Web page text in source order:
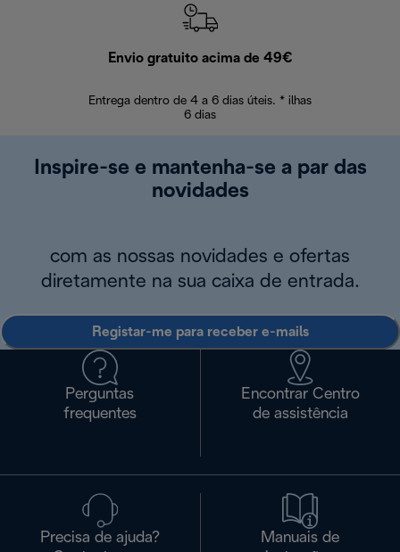
Envio gratuito acima de 49€
Entrega dentro de 4 a 6 dias úteis. * ilhas
6 dias
Inspire-se e mantenha-se a par das
novidades
com as nossas novidades e ofertas
diretamente na sua caixa de entrada.
Registar-me para receber e-mails
Perguntas
frequentes
Encontrar Centro
de assistência
Precisa de ajuda?
Manuais de